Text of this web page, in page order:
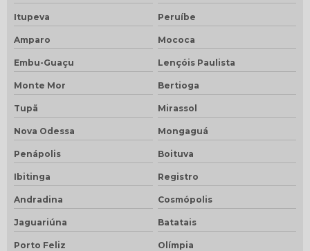
Itupeva Peruíbe
Amparo Mococa
Embu-Guaçu Lençóis Paulista
Monte Mor Bertioga
Tupã Mirassol
Nova Odessa Mongaguá
Penápolis Boituva
Ibitinga Registro
Andradina Cosmópolis
Jaguariúna Batatais
Porto Feliz Olímpia